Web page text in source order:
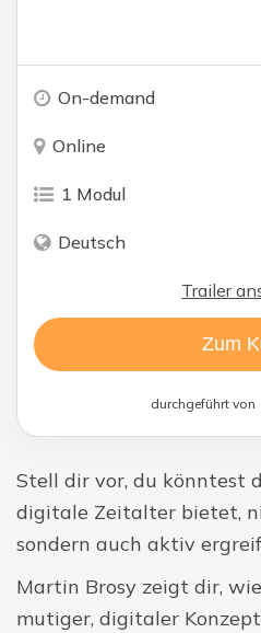
Stell dir vor, du könntest
digitale Zeitalter bietet,
sondern auch aktiv
Martin Brosy zeigt dir,
mutiger, digitaler
On-demand
Online
1 Modul
Deutsch
Trailer
Zum
durchgeführt von